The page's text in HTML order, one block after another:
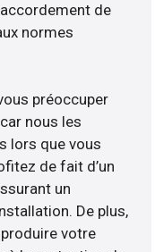
de
normes
préoccuper
nous les
lors que vous
de fait d’un
un
De plus,
votre